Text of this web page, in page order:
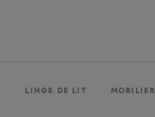
LINGE DE LIT MOBILIER